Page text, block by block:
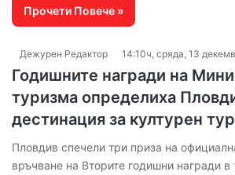
Прочети Повече »
Дежурен Редактор 14:10ч, сряда, 13
Годишните награди на
туризма определиха
дестинация за културен
Пловдив спечели три приза на
връчване на Вторите годишни награди в